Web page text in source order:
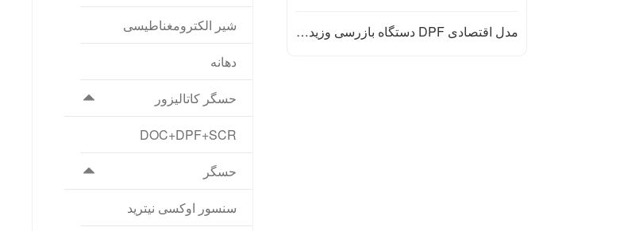
شیر الکترومغناطیسی
دهانه
حسگر کاتالیزور
DOC+DPF+SCR
حسگر
سنسور اوکسی نیترید
مدل اقتصادی DPF دستگاه بازرسی وزیدن KL-DCJ20